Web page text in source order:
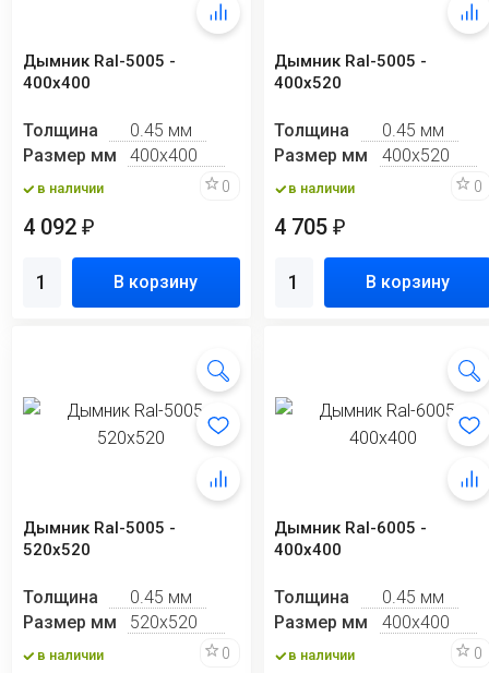
Дымник Ral-5005 -
400х400
Толщина
0.45 мм
Размер мм
400х400
в наличии 0
4 092 ₽
В корзину
Дымник Ral-5005 -
400х520
Толщина
0.45 мм
Размер мм
400х520
в наличии 0
4 705₽
В корзину
Дымник Ral-5005 -
520х520
Толщина
0.45 мм
Размер мм
520х520
в наличии 0
Дымник Ral-6005 -
400х400
Толщина
0.45 мм
Размер мм
400х400
в наличии 0